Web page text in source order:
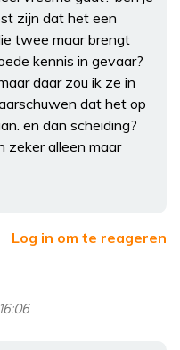
zijn dat het een
twee maar brengt
kennis in gevaar?
daar zou ik ze in
dat het op
en dan scheiding?
zeker alleen maar
Log in om te reageren